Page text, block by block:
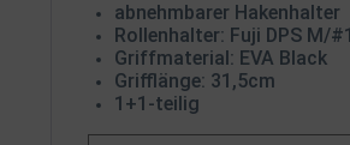
abnehmbarer Hakenhalter
Rollenhalter: Fuji DPS M/
Griffmaterial: EVA Black
Grifflänge: 31,5cm
1+1-teilig